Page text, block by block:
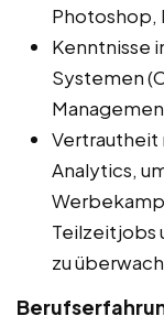
Photoshop,
Kenntnisse
Systemen
Vertrautheit
Analytics,
Teilzeitjobs
zu